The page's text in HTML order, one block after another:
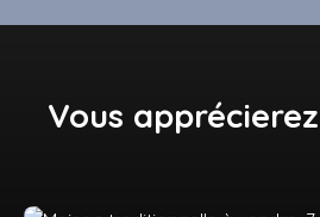
Vous apprécierez